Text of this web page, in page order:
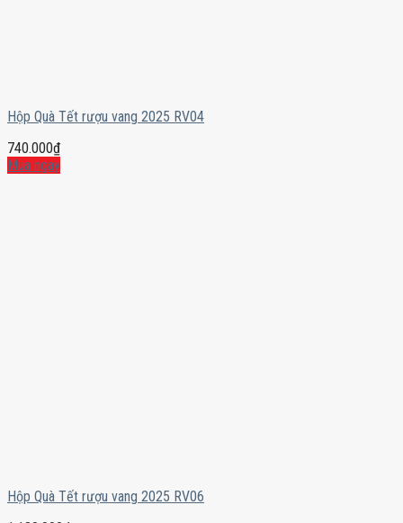
Hộp Quà Tết rượu vang 2025 RV04
740.000₫
Mua ngay
Hộp Quà Tết rượu vang 2025 RV06